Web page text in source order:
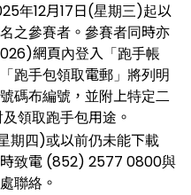
年12月17日(星期三)起以
之參賽者。參賽者同時亦
網頁內登入「跑手帳
跑手包領取電郵」將列明
碼布編號，並附上特定二
領取跑手包用途。
期四)或以前仍未能下載
時致電 (852) 2577 0800與
聯絡。